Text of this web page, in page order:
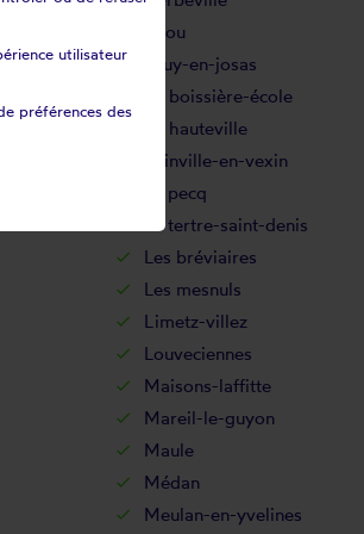
Issou
Jouy-en-josas
La boissière-école
La hauteville
Lainville-en-vexin
Le pecq
Le tertre-saint-denis
Les bréviaires
Les mesnuls
Limetz-villez
Louveciennes
Maisons-laffitte
Mareil-le-guyon
Maule
Médan
Meulan-en-yvelines
utilisateur
préférences des